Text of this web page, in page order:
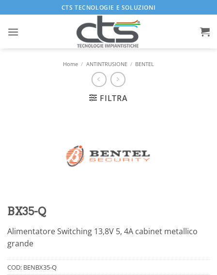
ai
contenuti
CTS TECNOLOGIE E SOLUZIONI
Home / ANTINTRUSIONE / BENTEL
FILTRA
BX35-Q
Alimentatore Switching 13,8V 5, 4A cabinet metallico
grande
COD: BENBX35-Q